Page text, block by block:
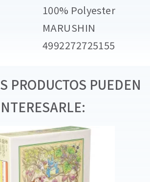
100% Polyester
MARUSHIN
4992272725155
PRODUCTOS PUEDEN